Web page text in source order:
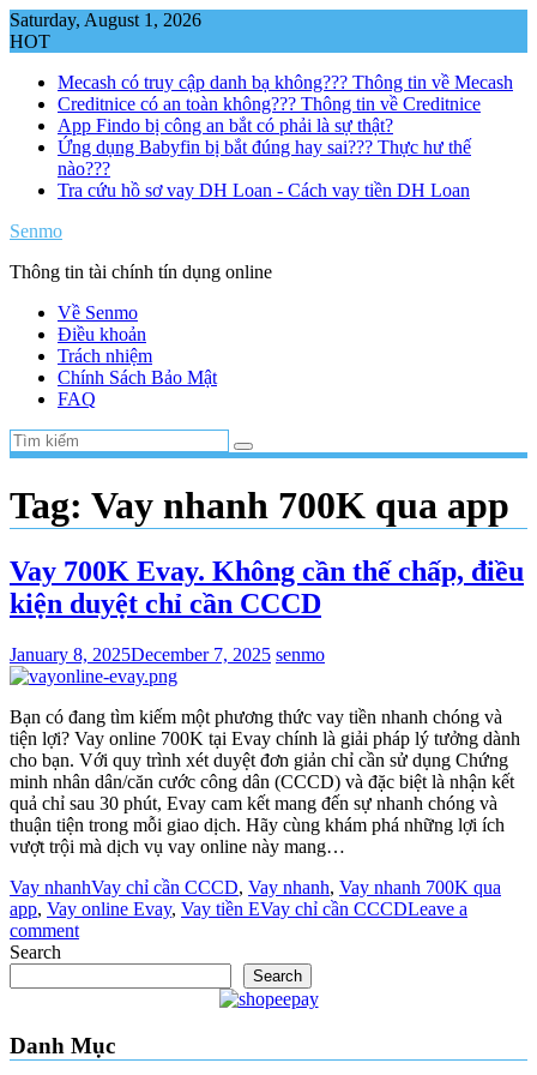
Skip
to
Saturday, August 1, 2026
HOT
Mecash có truy cập danh bạ không??? Thông tin về Mecash
Creditnice có an toàn không??? Thông tin về Creditnice
App Findo bị công an bắt có phải là sự thật?
Ứng dụng Babyfin bị bắt đúng hay sai??? Thực hư thế
nào???
Tra cứu hồ sơ vay DH Loan - Cách vay tiền DH Loan
Senmo
Thông tin tài chính tín dụng online
Về Senmo
Điều khoản
Trách nhiệm
Chính Sách Bảo Mật
FAQ
Tag: Vay nhanh 700K qua app
Vay 700K Evay. Không cần thế chấp, điều
kiện duyệt chỉ cần CCCD
January 8, 2025December 7, 2025 senmo
Bạn có đang tìm kiếm một phương thức vay tiền nhanh chóng và
tiện lợi? Vay online 700K tại Evay chính là giải pháp lý tưởng dành
cho bạn. Với quy trình xét duyệt đơn giản chỉ cần sử dụng Chứng
minh nhân dân/căn cước công dân (CCCD) và đặc biệt là nhận kết
quả chỉ sau 30 phút, Evay cam kết mang đến sự nhanh chóng và
thuận tiện trong mỗi giao dịch. Hãy cùng khám phá những lợi ích
vượt trội mà dịch vụ vay online này mang…
Vay nhanhVay chỉ cần CCCD, Vay nhanh, Vay nhanh 700K qua
app, Vay online Evay, Vay tiền EVay chỉ cần CCCDLeave a
comment
Search
Search
Danh Mục